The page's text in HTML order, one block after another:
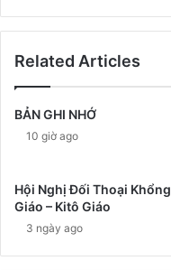
Related Articles
BẢN GHI NHỚ
10 giờ ago
Hội Nghị Đối Thoại Khổng
Giáo – Kitô Giáo
3 ngày ago